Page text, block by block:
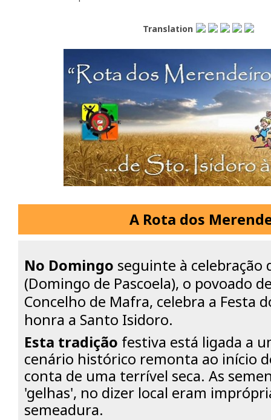
Translation
A Rota dos
No Domingo seguinte à celebração
(Domingo de Pascoela), o povoado
Concelho de Mafra, celebra a Festa
honra a Santo Isidoro.
Esta tradição festiva está ligada a
cenário histórico remonta ao início
conta de uma terrível seca. As
'gelhas', no dizer local eram
semeadura.